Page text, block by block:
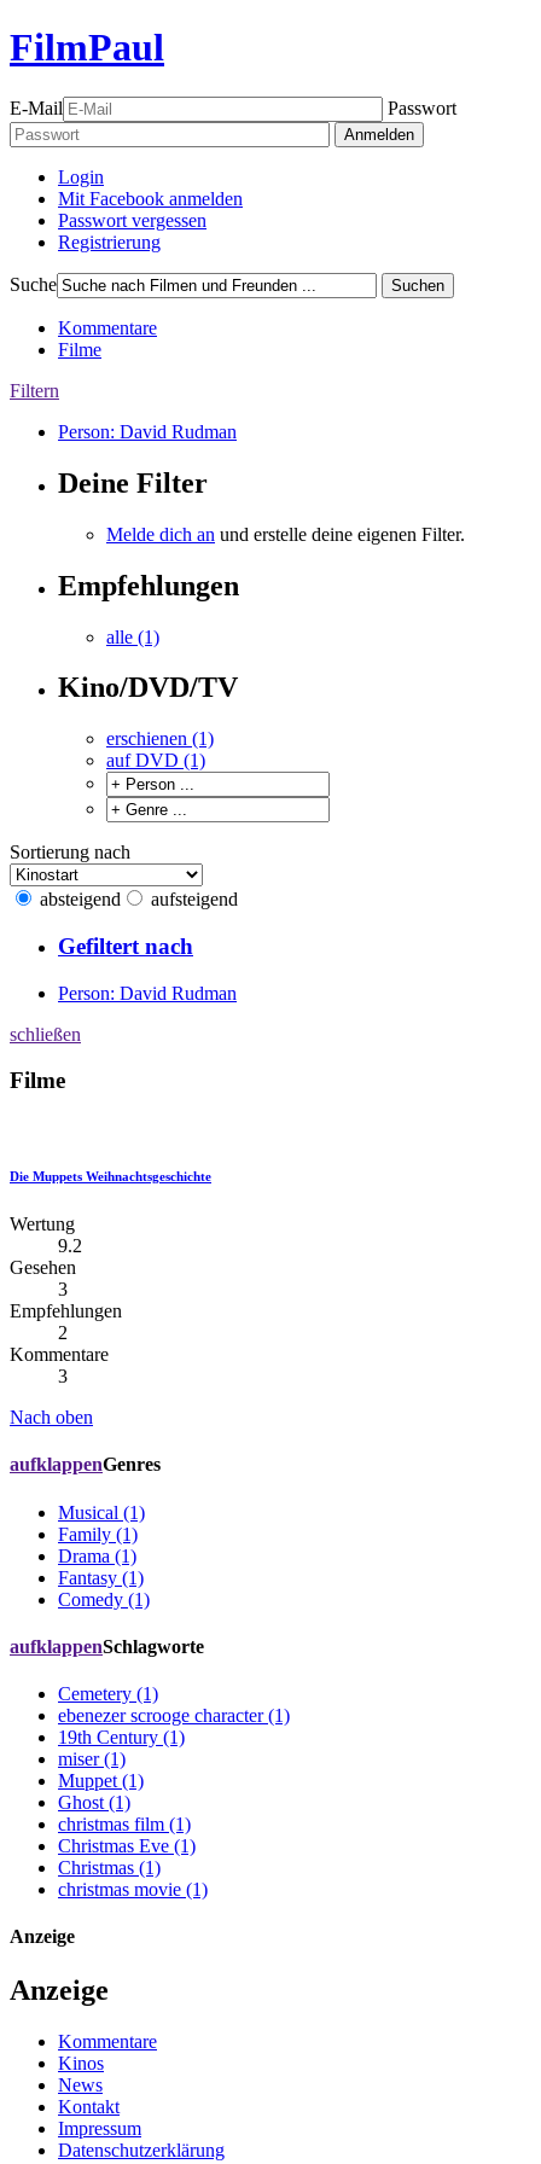
FilmPaul
E-Mail Passwort
Anmelden
Login
Mit Facebook anmelden
Passwort vergessen
Registrierung
Suche Suchen
Kommentare
Filme
Filtern
Person: David Rudman
Deine Filter
Melde dich an und erstelle deine eigenen Filter.
Empfehlungen
alle (1)
Kino/DVD/TV
erschienen (1)
auf DVD (1)
Sortierung nach
absteigend aufsteigend
Gefiltert nach
Person: David Rudman
schließen
Filme
Die Muppets Weihnachtsgeschichte
Wertung
9.2
Gesehen
3
Empfehlungen
2
Kommentare
3
Nach oben
aufklappenGenres
Musical (1)
Family (1)
Drama (1)
Fantasy (1)
Comedy (1)
aufklappenSchlagworte
Cemetery (1)
ebenezer scrooge character (1)
19th Century (1)
miser (1)
Muppet (1)
Ghost (1)
christmas film (1)
Christmas Eve (1)
Christmas (1)
christmas movie (1)
Anzeige
Anzeige
Kommentare
Kinos
News
Kontakt
Impressum
Datenschutzerklärung